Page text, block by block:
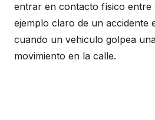
entrar en contacto físico entre
ejemplo claro de un accidente
cuando un vehiculo golpea
movimiento en la calle.